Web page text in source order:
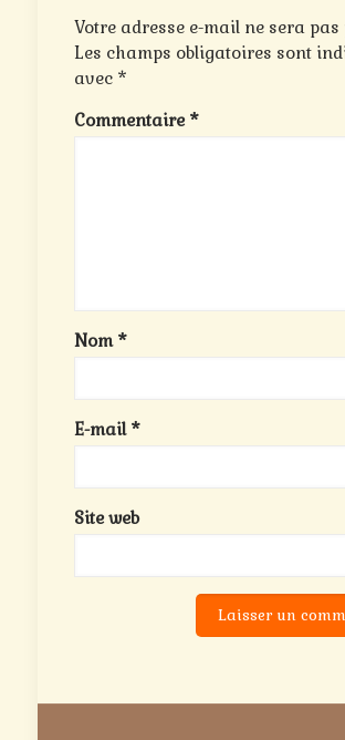
Votre adresse e-mail ne sera pas
Les champs obligatoires sont
avec *
Commentaire *
Nom *
E-mail *
Site web